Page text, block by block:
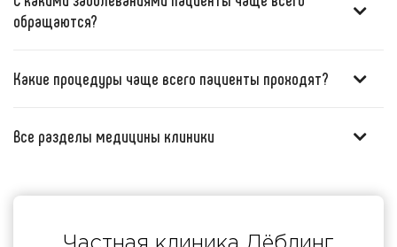
обращаются?
Какие процедуры чаще всего пациенты проходят?
Все разделы медицины клиники